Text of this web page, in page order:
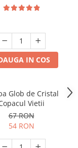
IN COS
Glob de Cristal
Vietii
67 RON
54 RON